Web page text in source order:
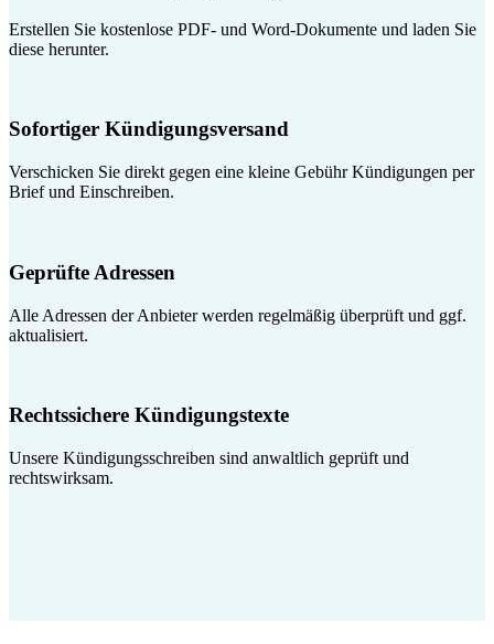
Erstellen Sie kostenlose PDF- und Word-Dokumente und laden Sie
diese herunter.
Sofortiger Kündigungsversand
Verschicken Sie direkt gegen eine kleine Gebühr Kündigungen per
Brief und Einschreiben.
Geprüfte Adressen
Alle Adressen der Anbieter werden regelmäßig überprüft und ggf.
aktualisiert.
Rechtssichere Kündigungstexte
Unsere Kündigungsschreiben sind anwaltlich geprüft und
rechtswirksam.